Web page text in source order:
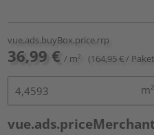
vue.ads.buyBox.price.rrp
36,99 € / m² (164,95 € /
m²